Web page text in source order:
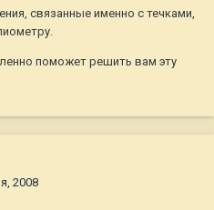
связанные именно с течками,
поможет решить вам эту
2008